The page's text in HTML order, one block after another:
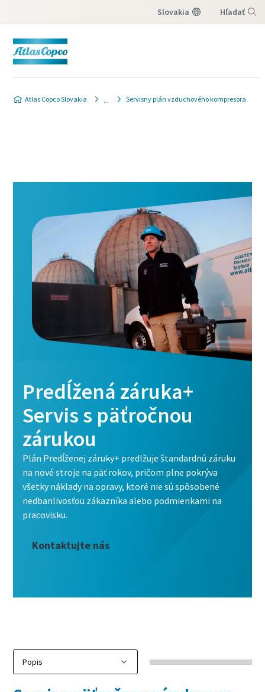
Slovakia Hľadať
Atlas Copco Slovakia Servisny plán vzduchového kompresora
Predĺžená záruka+
Servis s päťročnou
zárukou
Plán Predĺženej záruky+ predlžuje štandardnú záruku
na nové stroje na päť rokov, pričom plne pokrýva
všetky náklady na opravy, ktoré nie sú spôsobené
nedbanlivosťou zákazníka alebo podmienkami na
pracovisku.
Kontaktujte nás